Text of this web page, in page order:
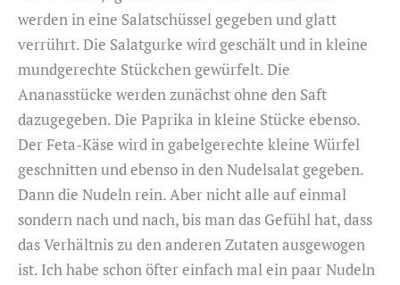
werden in eine Salatschüssel gegeben und glatt
verrührt. Die Salatgurke wird geschält und in kleine
mundgerechte Stückchen gewürfelt. Die
Ananasstücke werden zunächst ohne den Saft
dazugegeben. Die Paprika in kleine Stücke ebenso.
Der Feta-Käse wird in gabelgerechte kleine Würfel
geschnitten und ebenso in den Nudelsalat gegeben.
Dann die Nudeln rein. Aber nicht alle auf einmal
sondern nach und nach, bis man das Gefühl hat, dass
das Verhältnis zu den anderen Zutaten ausgewogen
ist. Ich habe schon öfter einfach mal ein paar Nudeln